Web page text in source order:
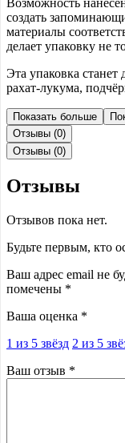
создать
материалы
делает упаковку не
Эта упаковка
рахат-лукума,
Показать больше
Отзывы (0)
Отзывы (0)
Отзывы
Отзывов пока нет.
Будьте первым, кто
Ваш адрес email не
помечены *
Ваша оценка *
1 из 5 звёзд 2 из 5
Ваш отзыв *